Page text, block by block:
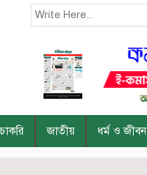
চাকরি জাতীয় ধর্ম ও জীবন